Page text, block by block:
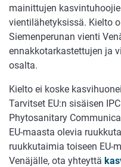
mainittujen
vientilähetyksissä. Kielto
Siemenperunan vienti
ennakkotarkastettujen ja
osalta.
Kielto ei koske
Tarvitset EU:n sisäisen
Phytosanitary
EU-maasta olevia
ruukkutaimia toiseen EU-
Venäjälle, ota yhteyttä